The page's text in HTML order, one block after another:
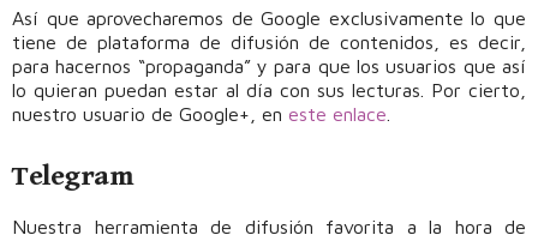
Así que aprovecharemos de Google exclusivamente lo que
tiene de plataforma de difusión de contenidos, es decir,
para hacernos “propaganda” y para que los usuarios que así
lo quieran puedan estar al día con sus lecturas. Por cierto,
nuestro usuario de Google+, en este enlace
Telegram
Nuestra herramienta de difusión favorita a la hora de